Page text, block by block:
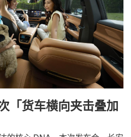
「货车横向夹击叠加